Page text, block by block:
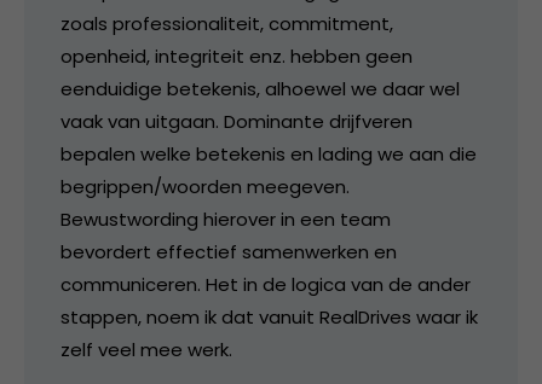
zoals professionaliteit, commitment,
openheid, integriteit enz. hebben geen
eenduidige betekenis, alhoewel we daar wel
vaak van uitgaan. Dominante drijfveren
bepalen welke betekenis en lading we aan die
begrippen/woorden meegeven.
Bewustwording hierover in een team
bevordert effectief samenwerken en
communiceren. Het in de logica van de ander
stappen, noem ik dat vanuit RealDrives waar ik
zelf veel mee werk.